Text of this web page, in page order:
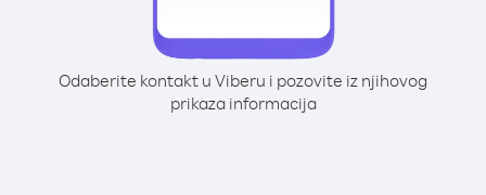
Odaberite kontakt u Viberu i pozovite iz njihovog
prikaza informacija